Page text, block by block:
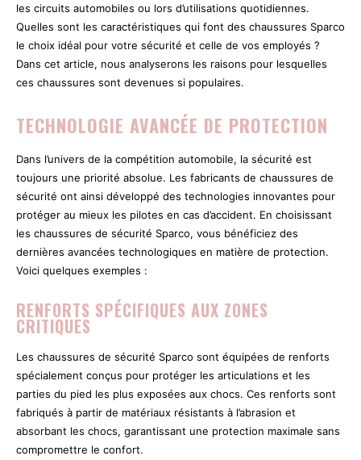
les circuits automobiles ou lors d’utilisations quotidiennes.
Quelles sont les caractéristiques qui font des chaussures Sparco
le choix idéal pour votre sécurité et celle de vos employés ?
Dans cet article, nous analyserons les raisons pour lesquelles
ces chaussures sont devenues si populaires.
TECHNOLOGIE AVANCÉE DE PROTECTION
Dans l’univers de la compétition automobile, la sécurité est
toujours une priorité absolue. Les fabricants de chaussures de
sécurité ont ainsi développé des technologies innovantes pour
protéger au mieux les pilotes en cas d’accident. En choisissant
les chaussures de sécurité Sparco, vous bénéficiez des
dernières avancées technologiques en matière de protection.
Voici quelques exemples :
RENFORTS SPÉCIFIQUES AUX ZONES
CRITIQUES
Les chaussures de sécurité Sparco sont équipées de renforts
spécialement conçus pour protéger les articulations et les
parties du pied les plus exposées aux chocs. Ces renforts sont
fabriqués à partir de matériaux résistants à l’abrasion et
absorbant les chocs, garantissant une protection maximale sans
compromettre le confort.